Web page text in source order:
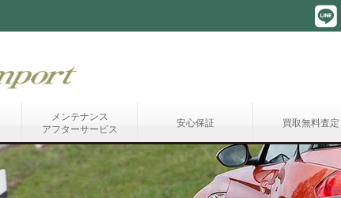
メンテナンス
アフターサービス
安心保証 買取無料査定